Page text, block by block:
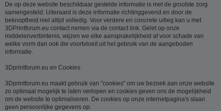
De op deze website beschikbaar gestelde informatie is met de grootste zorg
samengesteld. Uiteraard is deze informatie richtinggevend en door de
beknoptheid niet altijd volledig. Voor verdere en concrete uitleg kan u met
3DPrintforum.eu contact nemen via de contact link. Gelet op onze
middelenverbintenis, wijzen we elke aansprakelijkheid af voor schade van
welke vorm dan ook die voortvloeit uit het gebruik van de aangeboden
informatie.
3Dprintforum.eu en Cookies
3Dprintforum.eu maakt gebruik van "cookies" om uw bezoek aan onze website
zo optimaal mogelijk te laten verlopen en cookies geven ons de mogelijkheid
om de website te optimaliseren. De cookies op onze internetpagina's slaan
geen persoonlijke gegevens op.